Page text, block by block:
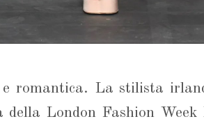
e romantica. La stilista
della London Fashion